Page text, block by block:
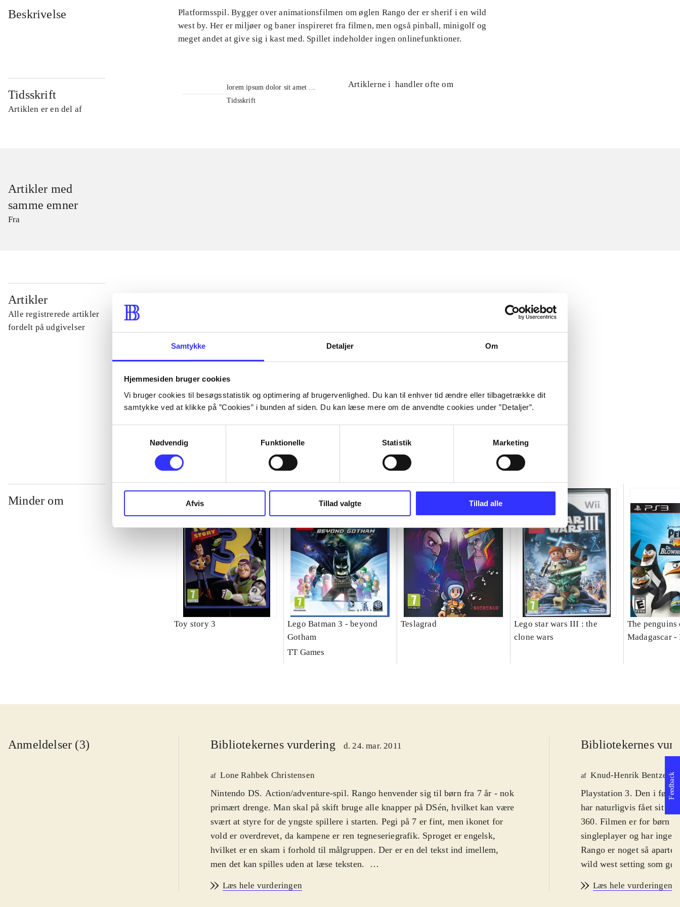
Samtykke Detaljer Om
Hjemmesiden bruger cookies
Vi bruger cookies til besøgsstatistik og optimering af brugervenlighed. Du kan til enhver tid ændre eller tilbagetrække dit
samtykke ved at klikke på ”Cookies” i bunden af siden. Du kan læse mere om de anvendte cookies under ”Detaljer”.
Nødvendig
Funktionelle Statistik Marketing
Afvis Tillad valgte Tillad alle
Beskrivelse
Platformsspil. Bygger over animationsfilmen om øglen Rango der er sherif i en wild
west by. Her er miljøer og baner inspireret fra filmen, men også pinball, minigolf og
meget andet at give sig i kast med. Spillet indeholder ingen onlinefunktioner.
Tidsskrift
Artiklen er en del af
lorem ipsum dolor sit amet ...
Tidsskrift
Artiklerne i handler ofte om
Artikler med
samme emner
Fra
Artikler
Alle registrerede artikler
fordelt på udgivelser
...
...
Minder om
Toy story 3
Lego Batman 3 - beyond
Gotham
TT Games
Teslagrad
Lego star wars III : the
clone wars
The penguins
Madagascar
Anmeldelser (3) Bibliotekernes vurdering d. 24. mar. 2011
af Lone Rahbek Christensen
Nintendo DS. Action/adventure-spil. Rango henvender sig til børn fra 7 år - nok
primært drenge. Man skal på skift bruge alle knapper på DSén, hvilket kan være
svært at styre for de yngste spillere i starten. Pegi på 7 er fint, men ikonet for
vold er overdrevet, da kampene er ren tegneseriegrafik. Sproget er engelsk,
hvilket er en skam i forhold til målgruppen. Der er en del tekst ind imellem,
men det kan spilles uden at læse teksten.
udmærket og tager udgangspunkt i tegnefilmen af samme navn. Kamæleonen
Læs hele vurderingen
Bibliotekernes
af Knud-Henrik Bentzen
Playstation 3. Den i
har naturligvis fået sit
360. Filmen er for børn
singleplayer og har ingen
Rango er noget så
wild west setting som
medfører naturligvis en
Læs hele vurderingen
Feedback